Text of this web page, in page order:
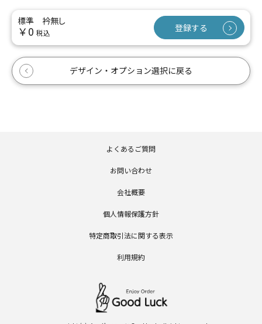
標準 衿無し
￥0 税込 登録する
デザイン・オプション選択に戻る
よくあるご質問
お問い合わせ
会社概要
個人情報保護方針
特定商取引法に関する表示
利用規約